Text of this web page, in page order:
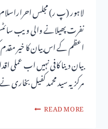
لاہور (پ ر) مجلس
نفرت پھیلانے والی ویب
اعظم کے اس بیان کا خیر
بیان دینا کافی نہیں اب
مرکزیہ سید محمد کفیل بخاری
READ MORE